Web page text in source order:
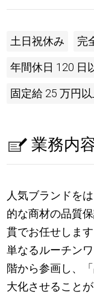
土日祝休み 完
年間休日 120 日
固定給 25 万円
業務内
人気ブランドを
的な商材の品質
貫でお任せします
単なるルーチン
階から参画し、
大化させること